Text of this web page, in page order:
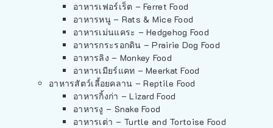
อาหารเฟอร์เร็ต – Ferret Food
อาหารหนู – Rats & Mice Food
อาหารเม่นแคระ – Hedgehog Food
อาหารกระรอกดิน – Prairie Dog Food
อาหารลิง – Monkey Food
อาหารเมียร์แคท – Meerkat Food
อาหารสัตว์เลี้อยคลาน – Reptile Food
อาหารกิ้งก่า – Lizard Food
อาหารงู – Snake Food
อาหารเต่า – Turtle and Tortoise Food